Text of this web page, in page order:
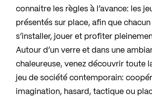
connaitre les règles à l’avance: les
présentés sur place, afin que chacun
s’installer, jouer et profiter
Autour d’un verre et dans une
chaleureuse, venez découvrir toute
jeu de société contemporain:
imagination, hasard, tactique ou